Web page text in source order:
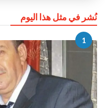
نُشر في مثل هذا اليوم